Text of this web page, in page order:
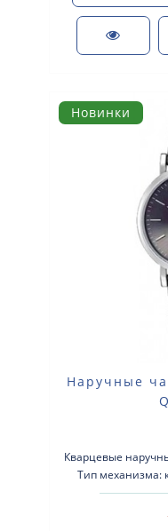
Новинки
Наручные
Кварцевые
Тип механизма: